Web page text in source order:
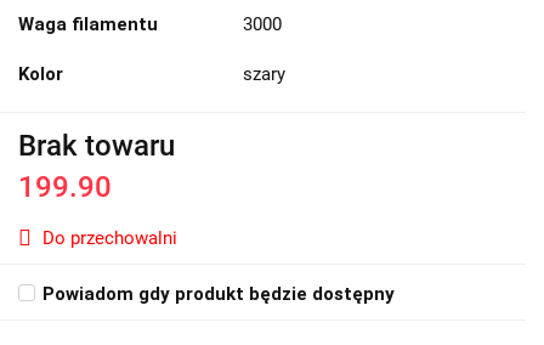
Waga filamentu 3000
Kolor szary
Brak towaru
199.90
Do przechowalni
Powiadom gdy produkt będzie dostępny